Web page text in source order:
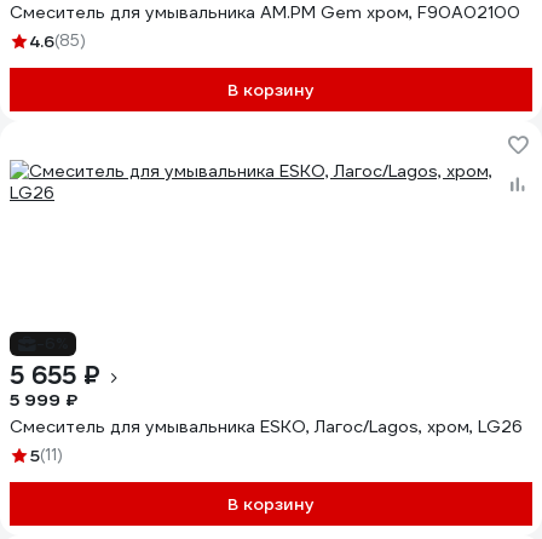
Смеситель для умывальника AM.PM Gem хром, F90A02100
4.6(85)
В корзину
5 655 ₽
5 999 ₽
Смеситель для умывальника ESKO, Лагос/Lagos, хром, LG26
5(11)
В корзину